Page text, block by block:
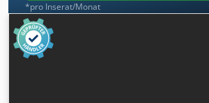
*pro Inserat/Monat